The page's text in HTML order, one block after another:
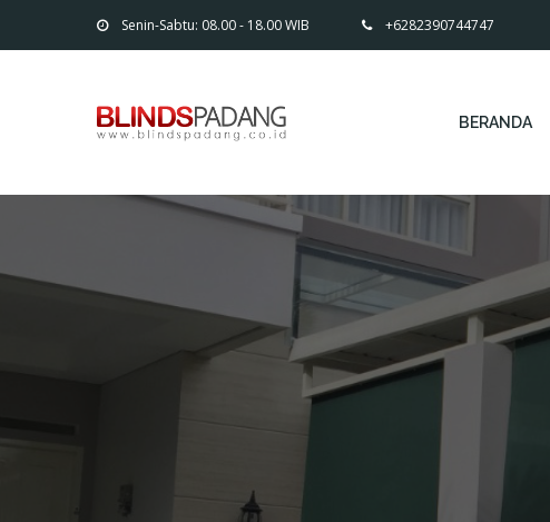
Senin-Sabtu: 08.00 - 18.00 WIB +6282390744747
BERANDA